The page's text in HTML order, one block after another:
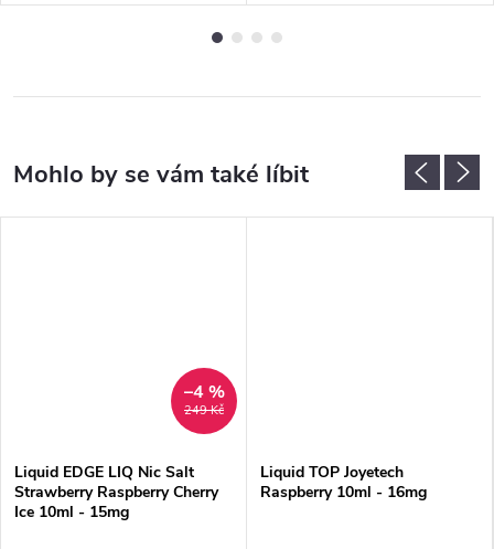
249 Kč
–4 %
Liquid EDGE LIQ Nic Salt
Strawberry Raspberry Cherry
Ice 10ml - 15mg
Liquid TOP Joyetech
Raspberry 10ml - 16mg